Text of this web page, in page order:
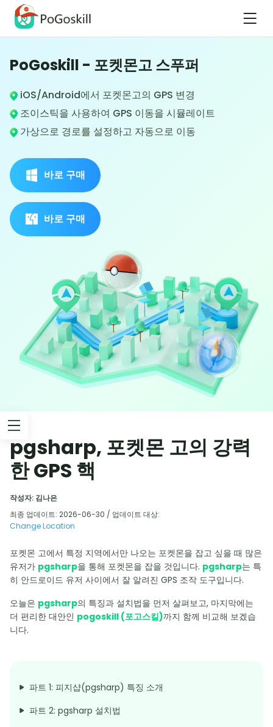
PoGoskill - 포켓몬고 스푸퍼
iOS/Android에서 포켓몬고의 GPS 변경
조이스틱을 사용하여 GPS 이동을 시뮬레이트
가상으로 경로를 설정하고 자동으로 이동
바로 구매
바로 구매
pgsharp, 포켓몬 고의 강력
한 GPS 핵
작성자: 김나은
최종 업데이트: 2026-06-30 / 업데이트 대상:
Change Location
포켓몬 고에서 특정 지역에서만 나오는 포켓몬을 잡고 싶을 때 많은
유저가 pgsharp을 통해 포켓몬을 잡을 것입니다. pgsharp는 특
히 안드로이드 유저 사이에서 잘 알려진 GPS 조작 도구입니다.
오늘은 pgsharp의 특징과 설치법을 먼저 살펴보고, 마지막에는
더 편리한 대안인 pogoskill (포고스킬)까지 함께 비교해 보겠습
니다.
파트 1: 피지샵(pgsharp) 특징 소개
파트 2: pgsharp 설치법